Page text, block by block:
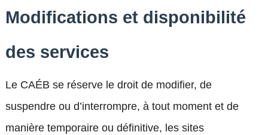
Modifications et disponibilité
des services
Le CAÉB se réserve le droit de modifier, de
suspendre ou d’interrompre, à tout moment et de
manière temporaire ou définitive, les sites